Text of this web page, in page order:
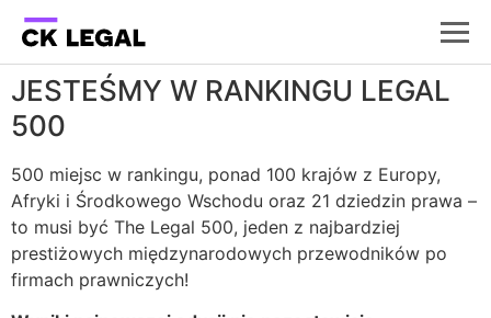
JESTEŚMY W RANKINGU LEGAL
500
500 miejsc w rankingu, ponad 100 krajów z Europy,
Afryki i Środkowego Wschodu oraz 21 dziedzin prawa –
to musi być The Legal 500, jeden z najbardziej
prestiżowych międzynarodowych przewodników po
firmach prawniczych!